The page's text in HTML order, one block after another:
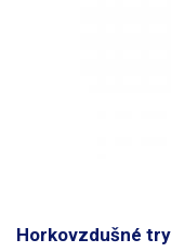
Horkovzdušné